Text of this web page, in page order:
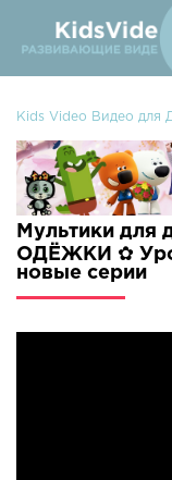
Kids Video Видео для
Мультики
ОДЁЖКИ ✿
новые серии